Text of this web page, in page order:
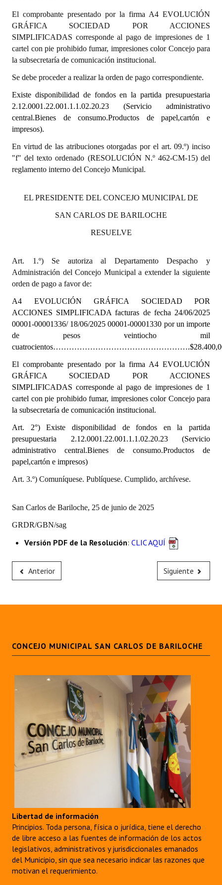
Dictámenes Asesoría Letrada
Actas de Sesión
Informes de Unidad Coordinadora
Ejecución Presupuestaria
Actas de Audiencias Públicas
NORMATIVA
Declaraciones
Resoluciones de Presidencia
Noticias Destacadas
Registros y Distinciones
Premio al Mérito - Registro
Audiencias Públicas - Registro
Mujeres que Dejaron Huellas - Registro
Periodistas Decanos - Registro
Ciudadano Ilustre - Registro
Banca del Vecino - Registro
Huéspedes de Honor - Registro
Bariloche, Municipio intercultural
Entrega de distinciones
El comprobante presentado por la firma A4 EVOLUCIÓN
GRÁFICA SOCIEDAD POR ACCIONES
SIMPLIFICADAS corresponde al pago de impresiones de 1
cartel con pie prohibido fumar, impresiones color Concejo para
la subsecretaría de comunicación institucional.
Se debe proceder a realizar la orden de pago correspondiente.
Existe disponibilidad de fondos en la partida presupuestaria
2.12.0001.22.001.1.1.02.20.23 (Servicio administrativo
central.Bienes de consumo.Productos de papel,cartón e
impresos).
En virtud de las atribuciones otorgadas por el art. 09.º) inciso
"f" del texto ordenado (RESOLUCIÓN N.º 462-CM-15) del
reglamento interno del Concejo Municipal.
EL PRESIDENTE DEL CONCEJO MUNICIPAL DE
SAN CARLOS DE BARILOCHE
RESUELVE
Art. 1.º) Se autoriza al Departamento Despacho y
Administración del Concejo Municipal a extender la siguiente
orden de pago a favor de:
A4 EVOLUCIÓN GRÁFICA SOCIEDAD POR
ACCIONES SIMPLIFICADA facturas de fecha 24/06/2025
00001-00001336/ 18/06/2025 00001-00001330 por un importe
de pesos veintiocho mil
El comprobante presentado por la firma A4 EVOLUCIÓN
GRÁFICA SOCIEDAD POR ACCIONES
SIMPLIFICADAS corresponde al pago de impresiones de 1
cartel con pie prohibido fumar, impresiones color Concejo para
la subsecretaría de comunicación institucional.
Art. 2°) Existe disponibilidad de fondos en la partida
presupuestaria 2.12.0001.22.001.1.1.02.20.23 (Servicio
administrativo central.Bienes de consumo.Productos de
papel,cartón e impresos)
Art. 3.º) Comuníquese. Publíquese. Cumplido, archívese.
San Carlos de Bariloche, 25 de junio de 2025
GRDR/GBN/sag
Versión PDF de la Resolución: CLIC AQUÍ
Anterior Siguiente
CONCEJO MUNICIPAL SAN CARLOS DE BARILOCHE
Libertad de información
Principios. Toda persona, física o jurídica, tiene el derecho
de libre acceso a las fuentes de información de los actos
legislativos, administrativos y jurisdiccionales emanados
del Municipio, sin que sea necesario indicar las razones que
motivan el requerimiento.